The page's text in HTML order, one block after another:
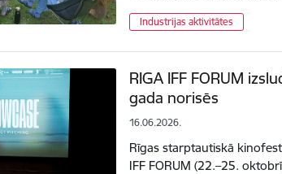
Industrijas aktivitātes
RIGA IFF FORUM
gada norisēs
16.06.2026.
Rīgas starptautiskā
IFF FORUM (22.–25.